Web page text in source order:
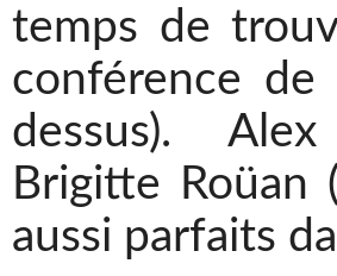
temps de
conférence
dessus).
Brigitte Roüan
aussi parfaits